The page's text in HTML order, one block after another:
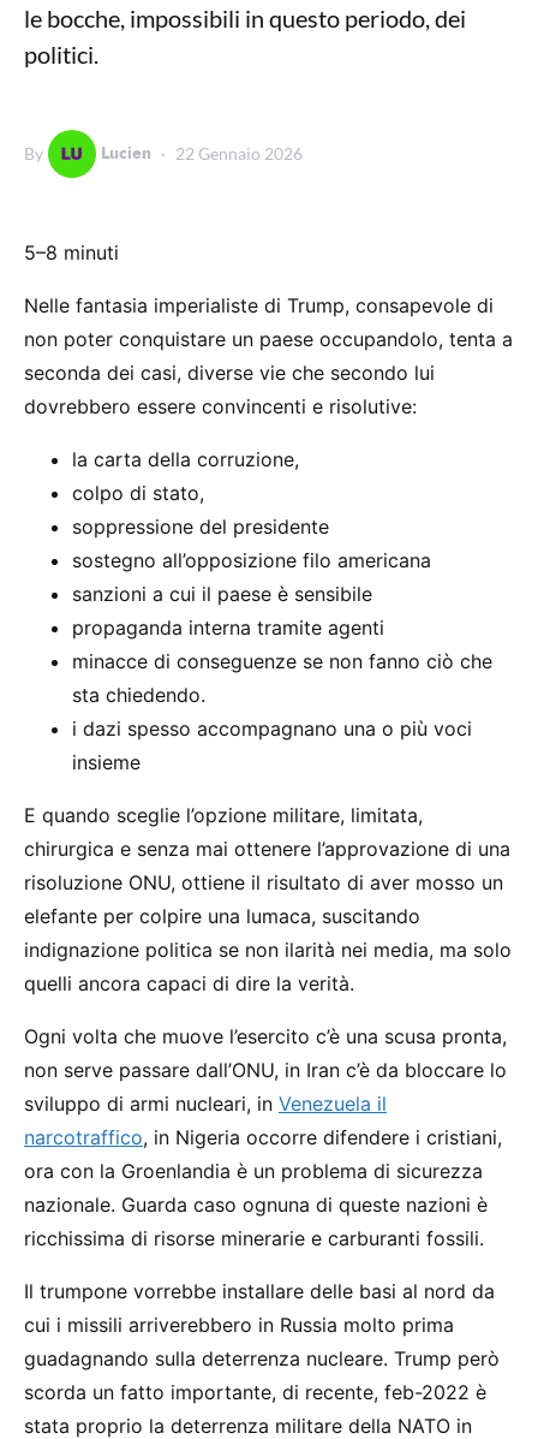
le bocche, impossibili in questo periodo, dei
politici.
By Lucien 22 Gennaio 2026
5–8 minuti
Nelle fantasia imperialiste di Trump, consapevole di
non poter conquistare un paese occupandolo, tenta a
seconda dei casi, diverse vie che secondo lui
dovrebbero essere convincenti e risolutive:
la carta della corruzione,
colpo di stato,
soppressione del presidente
sostegno all’opposizione filo americana
sanzioni a cui il paese è sensibile
propaganda interna tramite agenti
minacce di conseguenze se non fanno ciò che
sta chiedendo.
i dazi spesso accompagnano una o più voci
insieme
E quando sceglie l’opzione militare, limitata,
chirurgica e senza mai ottenere l’approvazione di una
risoluzione ONU, ottiene il risultato di aver mosso un
elefante per colpire una lumaca, suscitando
indignazione politica se non ilarità nei media, ma solo
quelli ancora capaci di dire la verità.
Ogni volta che muove l’esercito c’è una scusa pronta,
non serve passare dall’ONU, in Iran c’è da bloccare lo
sviluppo di armi nucleari, in Venezuela il
narcotraffico, in Nigeria occorre difendere i cristiani,
ora con la Groenlandia è un problema di sicurezza
nazionale. Guarda caso ognuna di queste nazioni è
ricchissima di risorse minerarie e carburanti fossili.
Il trumpone vorrebbe installare delle basi al nord da
cui i missili arriverebbero in Russia molto prima
guadagnando sulla deterrenza nucleare. Trump però
scorda un fatto importante, di recente, feb-2022 è
stata proprio la deterrenza militare della NATO in